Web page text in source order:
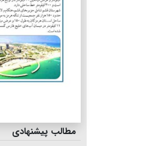
مطالب پیشنهادی